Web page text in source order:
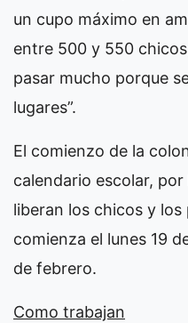
un cupo máximo en
entre 500 y 550
pasar mucho porque
lugares”.
El comienzo de la
calendario escolar,
liberan los chicos y
comienza el lunes 19
de febrero.
Como trabajan